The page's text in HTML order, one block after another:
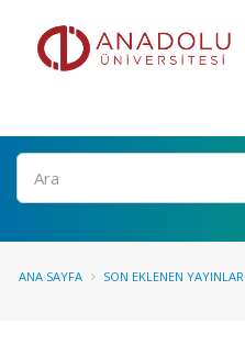
Ara
ANA SAYFA SON EKLENEN YAYINLAR